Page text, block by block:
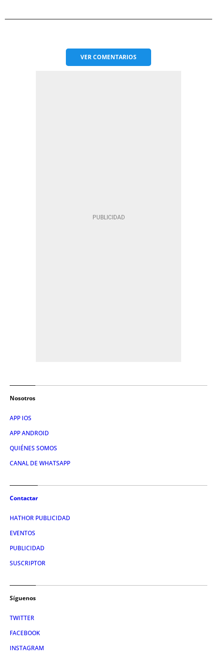
VERCOMENTARIOS
Nosotros
APP IOS
APP ANDROID
QUIÉNES SOMOS
CANAL DE WHATSAPP
Contactar
HATHOR PUBLICIDAD
EVENTOS
PUBLICIDAD
SUSCRIPTOR
Síguenos
TWITTER
FACEBOOK
INSTAGRAM